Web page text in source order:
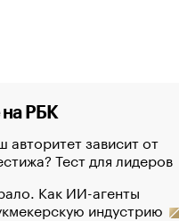
на РБК
авторитет зависит от
Тест для лидеров
Как ИИ-агенты
индустрию